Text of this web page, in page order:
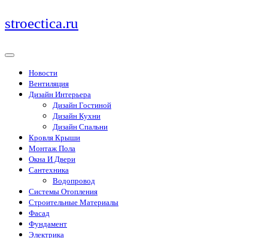
Перейти
к
stroectica.ru
Новости
Вентиляция
Дизайн Интерьера
Дизайн Гостиной
Дизайн Кухни
Дизайн Спальни
Кровля Крыши
Монтаж Пола
Окна И Двери
Сантехника
Водопровод
Системы Отопления
Строительные Материалы
Фасад
Фундамент
Электрика